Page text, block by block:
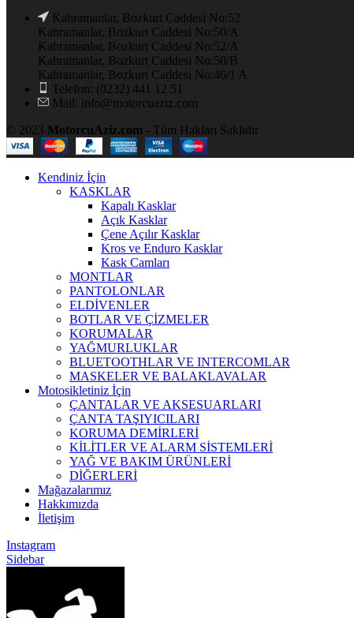
Kahramanlar, Bozkurt Caddesi No:52
Kahramanlar, Bozkurt Caddesi No:50/A
Kahramanlar, Bozkurt Caddesi No:52/A
Kahramanlar, Bozkurt Caddesi No:50/B
Kahramanlar, Bozkurt Caddesi No:46/1 A
Telefon: (0232) 441 12 51
Mail: info@motorcuaziz.com
© 2023 MotorcuAziz.com - Tüm Hakları Saklıdır
Kendiniz İçin
KASKLAR
Kapalı Kasklar
Açık Kasklar
Çene Açılır Kasklar
Kros ve Enduro Kasklar
Kask Camları
MONTLAR
PANTOLONLAR
ELDİVENLER
BOTLAR VE ÇİZMELER
KORUMALAR
YAĞMURLUKLAR
BLUETOOTHLAR VE INTERCOMLAR
MASKELER VE BALAKLAVALAR
Motosikletiniz İçin
ÇANTALAR VE AKSESUARLARI
ÇANTA TAŞIYICILARI
KORUMA DEMİRLERİ
KİLİTLER VE ALARM SİSTEMLERİ
YAĞ VE BAKIM ÜRÜNLERİ
DİĞERLERİ
Mağazalarımız
Hakkımızda
İletişim
Instagram
Sidebar